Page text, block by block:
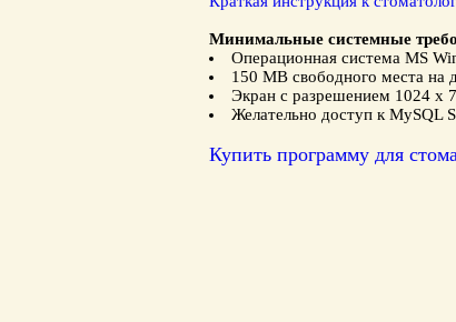
Минимальные системные
Операционная система MS
150 MB свободного места на
Экран с разрешением 1024 x
Желательно доступ к MySQL
Купить программу для